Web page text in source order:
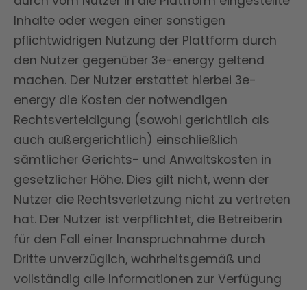
Inhalte oder wegen einer sonstigen
pflichtwidrigen Nutzung der Plattform durch
den Nutzer gegenüber 3e-energy geltend
machen. Der Nutzer erstattet hierbei 3e-
energy die Kosten der notwendigen
Rechtsverteidigung (sowohl gerichtlich als
auch außergerichtlich) einschließlich
sämtlicher Gerichts- und Anwaltskosten in
gesetzlicher Höhe. Dies gilt nicht, wenn der
Nutzer die Rechtsverletzung nicht zu vertreten
hat. Der Nutzer ist verpflichtet, die Betreiberin
für den Fall einer Inanspruchnahme durch
Dritte unverzüglich, wahrheitsgemäß und
vollständig alle Informationen zur Verfügung